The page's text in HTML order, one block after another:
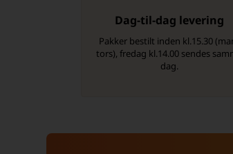
Dag-til-dag levering
Pakker bestilt inden kl.15.30
tors), fredag kl.14.00 sendes
dag.